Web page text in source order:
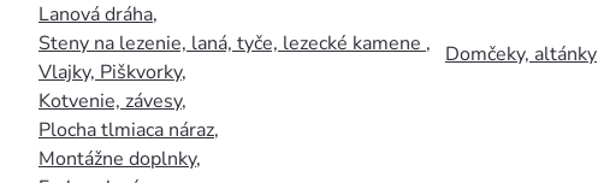
Lanová dráha,
Steny na lezenie, laná, tyče, lezecké kamene ,
Vlajky, Piškvorky,
Kotvenie, závesy,
Plocha tlmiaca náraz,
Montážne doplnky,
Domčeky, altánky